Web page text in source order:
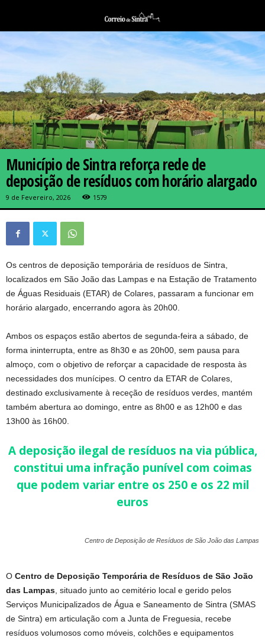
Município de Sintra reforça rede de
deposição de resíduos com horário alargado
9 de Fevereiro, 2026 1579
Os centros de deposição temporária de resíduos de Sintra,
localizados em São João das Lampas e na Estação de Tratamento
de Águas Residuais (ETAR) de Colares, passaram a funcionar em
horário alargado, encerrando agora às 20h00.
Ambos os espaços estão abertos de segunda-feira a sábado, de
forma ininterrupta, entre as 8h30 e as 20h00, sem pausa para
almoço, com o objetivo de reforçar a capacidade de resposta às
necessidades dos munícipes. O centro da ETAR de Colares,
destinado exclusivamente à receção de resíduos verdes, mantém
também abertura ao domingo, entre as 8h00 e as 12h00 e das
13h00 às 16h00.
A deposição ilegal de resíduos na via pública,
constitui uma infração punível com coimas
que podem variar entre os 250 e os 22 mil
euros
Centro de Deposição de Resíduos de São João das Lampas
O Centro de Deposição Temporária de Resíduos de São João
das Lampas , situado junto ao cemitério local e gerido pelos
Serviços Municipalizados de Água e Saneamento de Sintra (SMAS
de Sintra) em articulação com a Junta de Freguesia, recebe
resíduos volumosos como móveis, colchões e equipamentos